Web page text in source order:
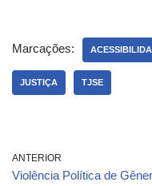
Marcações:
JUSTIÇA TJSE
ANTERIOR
Violência Política de